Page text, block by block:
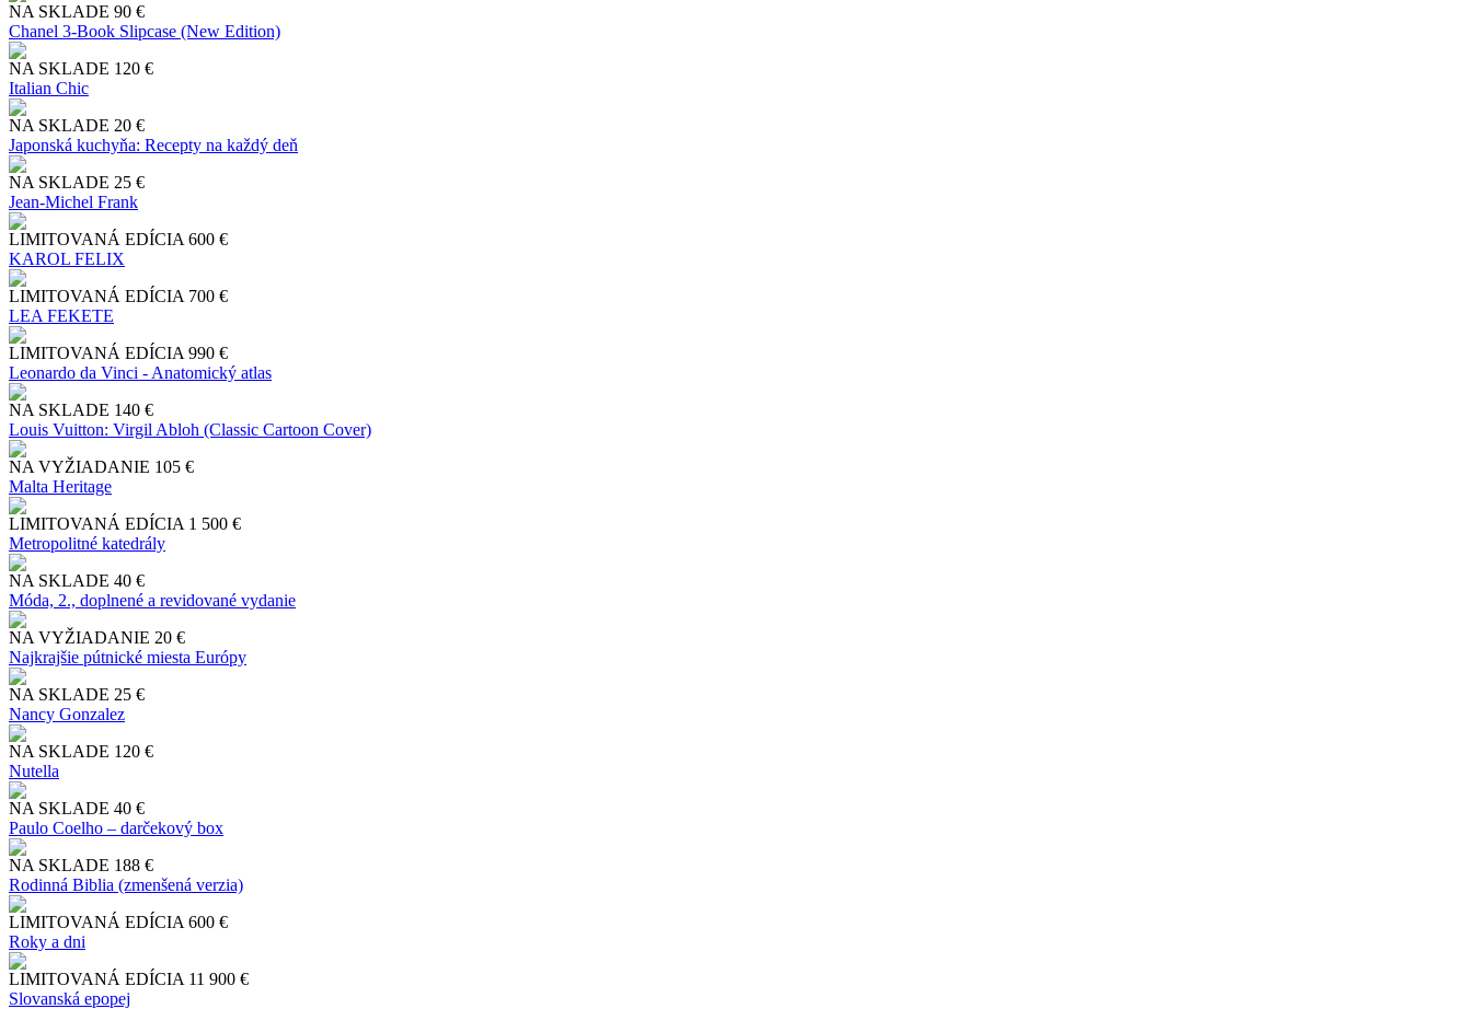
NA SKLADE 90 €
Chanel 3-Book Slipcase (New Edition)
NA SKLADE 120 €
Italian Chic
NA SKLADE 20 €
Japonská kuchyňa: Recepty na každý deň
NA SKLADE 25 €
Jean-Michel Frank
LIMITOVANÁ EDÍCIA 600 €
KAROL FELIX
LIMITOVANÁ EDÍCIA 700 €
LEA FEKETE
LIMITOVANÁ EDÍCIA 990 €
Leonardo da Vinci - Anatomický atlas
NA SKLADE 140 €
Louis Vuitton: Virgil Abloh (Classic Cartoon Cover)
NA VYŽIADANIE 105 €
Malta Heritage
LIMITOVANÁ EDÍCIA 1 500 €
Metropolitné katedrály
NA SKLADE 40 €
Móda, 2., doplnené a revidované vydanie
NA VYŽIADANIE 20 €
Najkrajšie pútnické miesta Európy
NA SKLADE 25 €
Nancy Gonzalez
NA SKLADE 120 €
Nutella
NA SKLADE 40 €
Paulo Coelho – darčekový box
NA SKLADE 188 €
Rodinná Biblia (zmenšená verzia)
LIMITOVANÁ EDÍCIA 600 €
Roky a dni
LIMITOVANÁ EDÍCIA 11 900 €
Slo​vanská epopej